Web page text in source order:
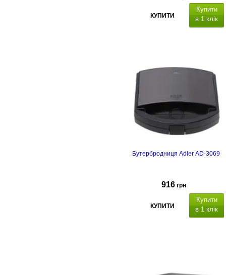
КУПИТИ
Купити
в 1 клік
Бутербродниця Adler AD-3069
916 грн
КУПИТИ
Купити
в 1 клік